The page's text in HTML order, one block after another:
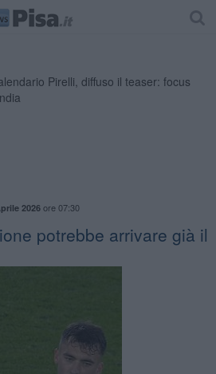
2026ore 07:30
potrebbe arrivare già il